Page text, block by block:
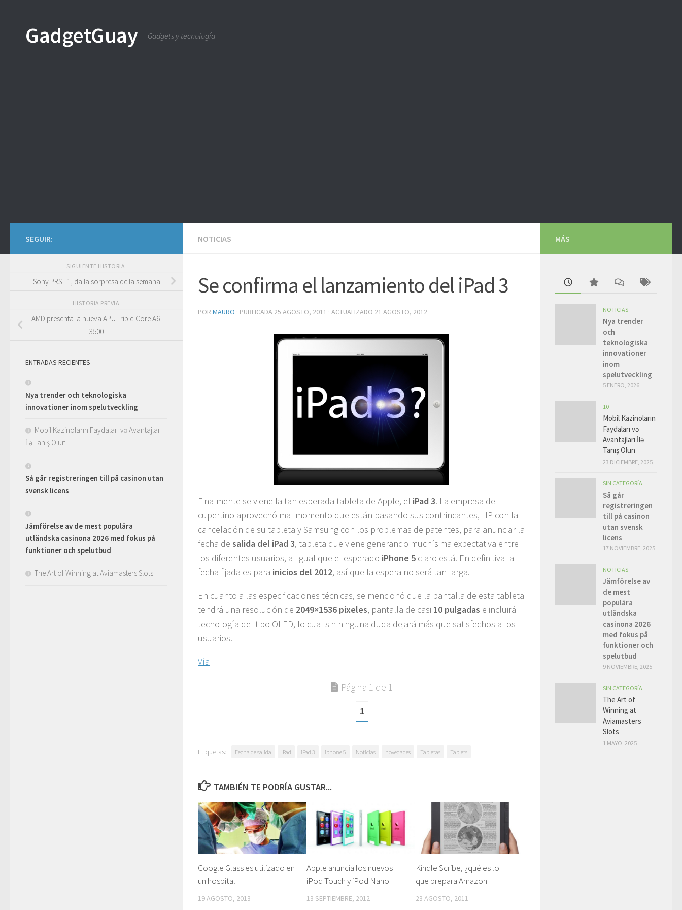
GadgetGuay Gadgets y tecnología
NOTICIAS
Se confirma el lanzamiento del iPad 3
POR MAURO · PUBLICADA 25 AGOSTO, 2011 · ACTUALIZADO 21 AGOSTO, 2012
Finalmente se viene la tan esperada tableta de Apple, el iPad 3. La empresa de
cupertino aprovechó mal momento que están pasando sus contrincantes, HP con la
cancelación de su tableta y Samsung con los problemas de patentes, para anunciar la
fecha de salida del iPad 3, tableta que viene generando muchísima expectativa entre
los diferentes usuarios, al igual que el esperado iPhone 5 claro está. En definitiva la
fecha fijada es para inicios del 2012, así que la espera no será tan larga.
En cuanto a las especificaciones técnicas, se mencionó que la pantalla de esta tableta
tendrá una resolución de 2049×1536 pixeles, pantalla de casi 10 pulgadas e incluirá
tecnología del tipo OLED, lo cual sin ninguna duda dejará más que satisfechos a los
usuarios.
Vía
Página 1 de 1
1
Etiquetas: Fecha de salida iPad iPad 3 iphone 5 Noticias novedades Tabletas Tablets
TAMBIÉN TE PODRÍA GUSTAR...
Google Glass es utilizado en
un hospital
19 AGOSTO, 2013
Apple anuncia los nuevos
iPod Touch y iPod Nano
13 SEPTIEMBRE, 2012
Kindle Scribe, ¿qué es lo
que prepara Amazon
23 AGOSTO, 2011
SEGUIR:
SIGUIENTE HISTORIA
Sony PRS-T1, da la sorpresa de la semana
HISTORIA PREVIA
AMD presenta la nueva APU Triple-Core A6-
3500
ENTRADAS RECIENTES
Nya trender och teknologiska
innovationer inom spelutveckling
Mobil Kazinoların Faydaları və Avantajları
İlə Tanış Olun
Så går registreringen till på casinon utan
svensk licens
Jämförelse av de mest populära
utländska casinona 2026 med fokus på
funktioner och spelutbud
The Art of Winning at Aviamasters Slots
MÁS
NOTICIAS
Nya trender
och
teknologiska
innovationer
inom
spelutveckling
5 ENERO, 2026
10
Mobil Kazinoların
Faydaları və
Avantajları İlə
Tanış Olun
23 DICIEMBRE, 2025
SIN CATEGORÍA
Så går
registreringen
till på casinon
utan svensk
licens
17 NOVIEMBRE, 2025
NOTICIAS
Jämförelse av
de mest
populära
utländska
casinona 2026
med fokus på
funktioner och
spelutbud
9 NOVIEMBRE, 2025
SIN CATEGORÍA
The Art of
Winning at
Aviamasters
Slots
1 MAYO, 2025